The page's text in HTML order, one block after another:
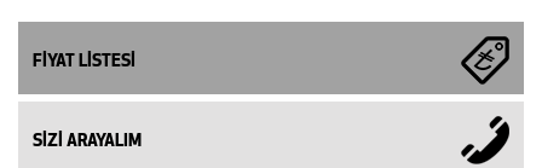
FİYAT LİSTESİ
SİZİ ARAYALIM